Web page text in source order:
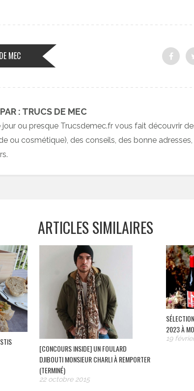
MEC
: TRUCS DE MEC
jour ou presque Trucsdemec.fr vous fait découvrir
ou cosmétique), des conseils, des bonne
ARTICLES SIMILAIRES
[CONCOURS INSIDE] UN FOULARD
DJIBOUTI MONSIEUR CHARLI À REMPORTER
(TERMINÉ)
22 octobre 2015
2023 À
19